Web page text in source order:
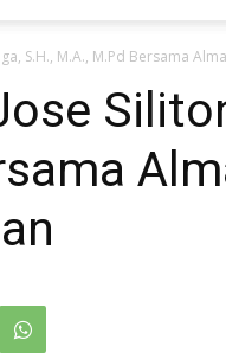
S.H., M.A., M.Pd Bersama